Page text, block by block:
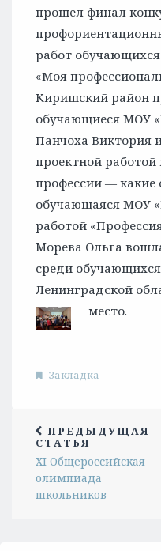
прошел финал
работ
«Моя
Киришский район
обучающиеся МОУ
Панчоха Виктория
проектной
профессии — какие
обучающаяся МОУ
работой
Морева Ольга
среди обучающихся
Ленинградской
место.
Закладка
ПРЕДЫДУЩАЯ
СТАТЬЯ
XI Общероссийская
олимпиада
школьников